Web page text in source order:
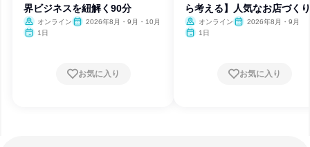
界ビジネスを紐解く90分
オンライン
2026年8月・9月・10月
1日
お気に入り
ら考える】人気なお店づくり
オンライン
2026年8月・9月
1日
お気に入り